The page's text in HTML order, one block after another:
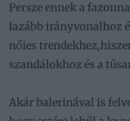
Persze ennek a
lazább irányvonalhoz
nőies
szandálokhoz és a
Akár balerinával is